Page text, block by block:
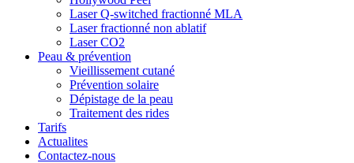
Laser Q-switched fractionné MLA
Laser fractionné non ablatif
Laser CO2
Peau & prévention
Vieillissement cutané
Prévention solaire
Dépistage de la peau
Traitement des rides
Tarifs
Actualites
Contactez-nous